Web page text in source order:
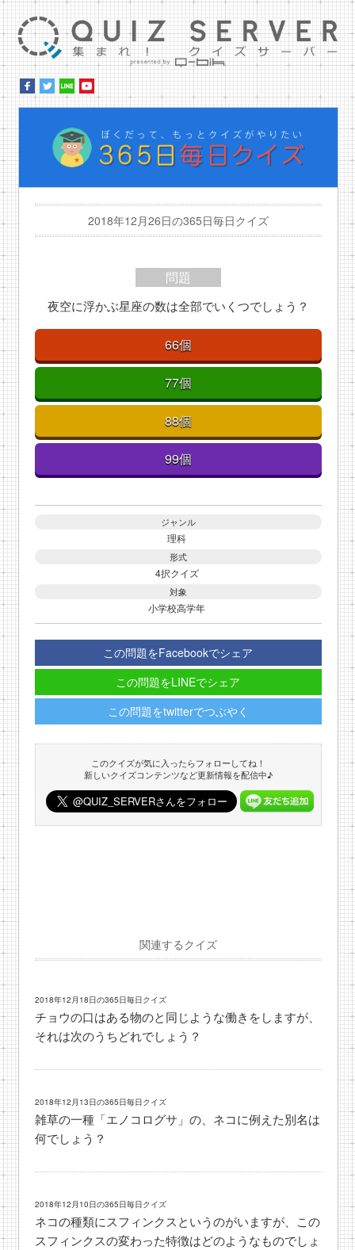
2018年12月26日の365日毎日クイズ
問題
夜空に浮かぶ星座の数は全部でいくつでしょう？
66個
77個
88個
99個
ジャンル
理科
形式
4択クイズ
対象
小学校高学年
この問題をFacebookでシェア
この問題をLINEでシェア
この問題をtwitterでつぶやく
このクイズが気に入ったらフォローしてね！
新しいクイズコンテンツなど更新情報を配信中♪
関連するクイズ
2018年12月18日の365日毎日クイズ
チョウの口はある物のと同じような働きをしますが、
それは次のうちどれでしょう？
2018年12月13日の365日毎日クイズ
雑草の一種「エノコログサ」の、ネコに例えた別名は
何でしょう？
2018年12月10日の365日毎日クイズ
ネコの種類にスフィンクスというのがいますが、この
スフィンクスの変わった特徴はどのようなものでしょ